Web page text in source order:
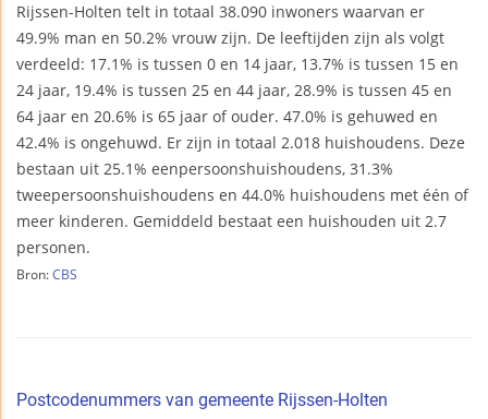
Rijssen-Holten telt in totaal 38.090 inwoners waarvan er
49.9% man en 50.2% vrouw zijn. De leeftijden zijn als volgt
verdeeld: 17.1% is tussen 0 en 14 jaar, 13.7% is tussen 15 en
24 jaar, 19.4% is tussen 25 en 44 jaar, 28.9% is tussen 45 en
64 jaar en 20.6% is 65 jaar of ouder. 47.0% is gehuwed en
42.4% is ongehuwd. Er zijn in totaal 2.018 huishoudens. Deze
bestaan uit 25.1% eenpersoonshuishoudens, 31.3%
tweepersoonshuishoudens en 44.0% huishoudens met één of
meer kinderen. Gemiddeld bestaat een huishouden uit 2.7
personen.
Bron: CBS
Postcodenummers van gemeente Rijssen-Holten